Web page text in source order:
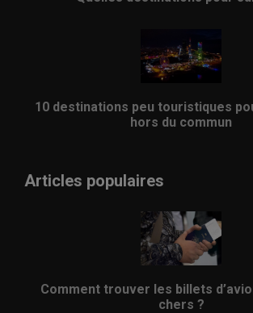
10 destinations peu touristiques
hors du commun
Articles populaires
Comment trouver les billets
chers ?